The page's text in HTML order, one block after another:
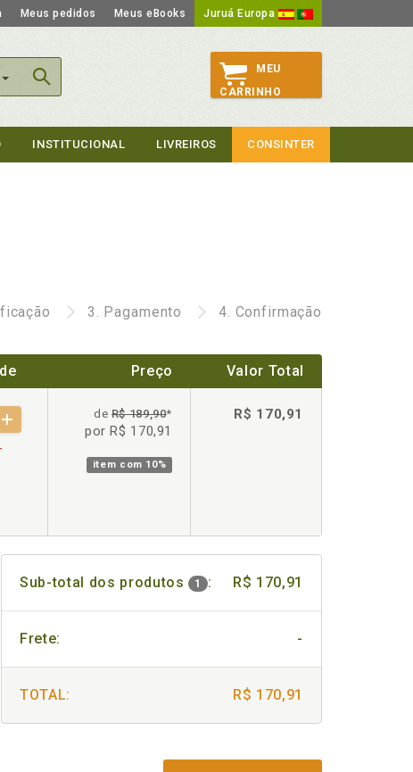
Meus pedidos Meus eBooks Juruá Europa
MEU
CARRINHO
INSTITUCIONAL LIVREIROS CONSINTER
3. Pagamento 4. Confirmação
Preço Valor Total
deR$ 189,90*
por R$ 170,91
item com 10%
R$ 170,91
Sub-total dos produtos 1 : R$ 170,91
Frete: -
TOTAL: R$ 170,91